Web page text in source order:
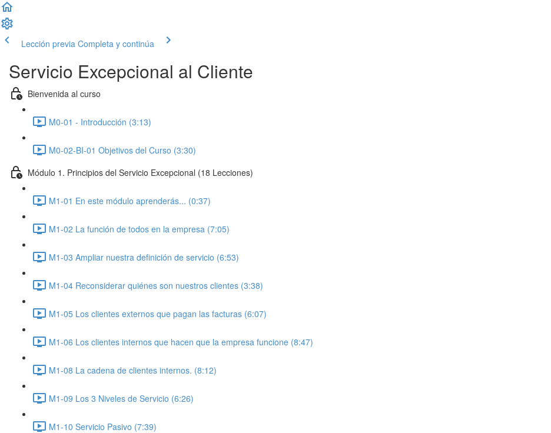
Lección previa Completa y continúa
Servicio Excepcional al Cliente
Bienvenida al curso
M0-01 - Introducción (3:13)
M0-02-BI-01 Objetivos del Curso (3:30)
Módulo 1. Principios del Servicio Excepcional (18 Lecciones)
M1-01 En este módulo aprenderás... (0:37)
M1-02 La función de todos en la empresa (7:05)
M1-03 Ampliar nuestra definición de servicio (6:53)
M1-04 Reconsiderar quiénes son nuestros clientes (3:38)
M1-05 Los clientes externos que pagan las facturas (6:07)
M1-06 Los clientes internos que hacen que la empresa funcione (8:47)
M1-08 La cadena de clientes internos. (8:12)
M1-09 Los 3 Niveles de Servicio (6:26)
M1-10 Servicio Pasivo (7:39)